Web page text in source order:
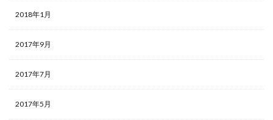
2018年1月
2017年9月
2017年7月
2017年5月